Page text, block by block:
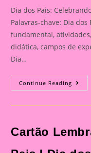
Dia dos Pais:
Palavras-chave: Dia
fundamental,
didática, campos de
Dia…
Continue Reading Cartão
O
|
Dia
Cartão